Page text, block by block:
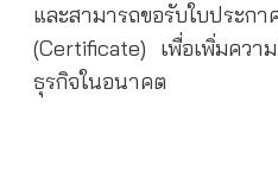
และสามารถขอรับใบประก
(Certificate) เพื่อเพิ่มควา
ธุรกิจในอนาคต